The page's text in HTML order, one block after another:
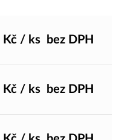
Kč/ ksbez DPH
Kč/ ksbez DPH